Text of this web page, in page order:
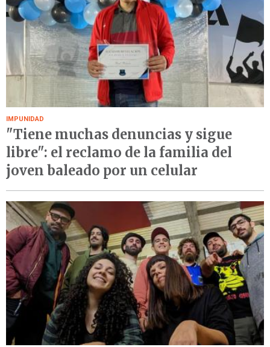
IMPUNIDAD
"Tiene muchas denuncias y sigue
libre": el reclamo de la familia del
joven baleado por un celular